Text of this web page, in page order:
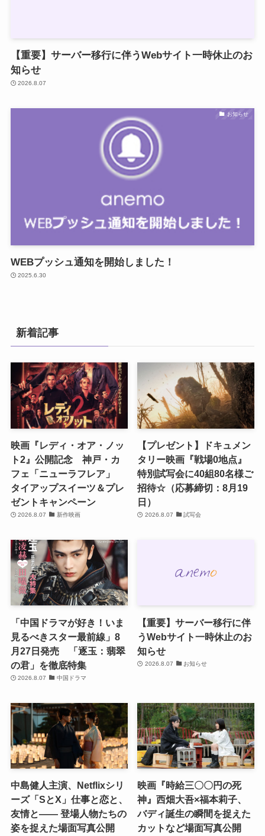
【重要】サーバー移行に伴うWebサイト一時休止のお
知らせ
2026.8.07
お知らせ
WEBプッシュ通知を開始しました！
2025.6.30
新着記事
映画『レディ・オア・ノッ
ト2』公開記念 神戸・カ
フェ「ニューラフレア」
タイアップスイーツ＆プレ
ゼントキャンペーン
2026.8.07 新作映画
【プレゼント】ドキュメン
タリー映画『戦場0地点』
特別試写会に40組80名様ご
招待☆（応募締切：8月19
日）
2026.8.07 試写会
「中国ドラマが好き！いま
見るべきスター最前線」8
月27日発売 「逐玉：翡翠
の君」を徹底特集
2026.8.07 中国ドラマ
【重要】サーバー移行に伴
うWebサイト一時休止のお
知らせ
2026.8.07 お知らせ
中島健人主演、Netflixシリ
ーズ「SとX」仕事と恋と、
友情と―― 登場人物たちの
姿を捉えた場面写真公開
映画『時給三〇〇円の死
神』西畑大吾×福本莉子、
バディ誕生の瞬間を捉えた
カットなど場面写真公開